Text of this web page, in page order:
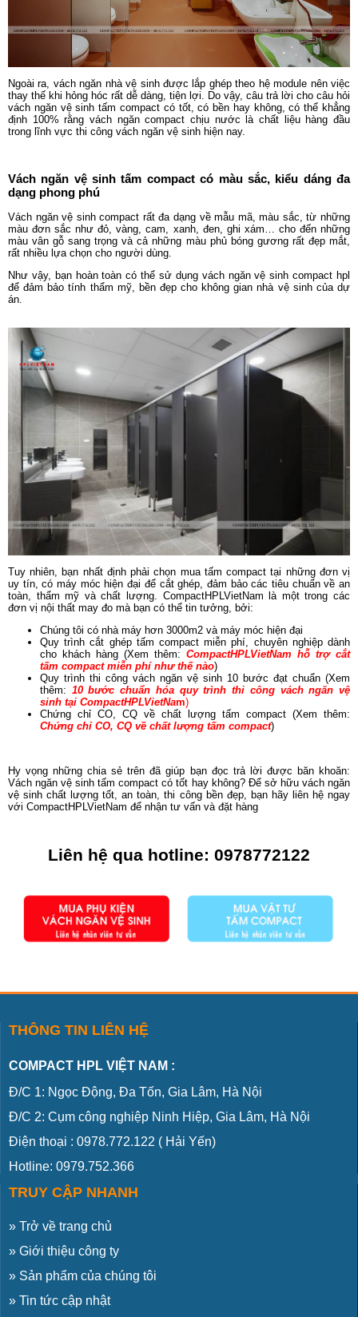
Ngoài ra, vách ngăn nhà vệ sinh được lắp ghép theo hệ module nên việc
thay thế khi hỏng hóc rất dễ dàng, tiện lợi. Do vậy, câu trả lời cho câu hỏi
vách ngăn vệ sinh tấm compact có tốt, có bền hay không, có thể khẳng
định 100% rằng vách ngăn compact chịu nước là chất liệu hàng đầu
trong lĩnh vực thi công vách ngăn vệ sinh hiện nay.
Vách ngăn vệ sinh tấm compact có màu sắc, kiểu dáng đa
dạng phong phú
Vách ngăn vệ sinh compact rất đa dạng về mẫu mã, màu sắc, từ những
màu đơn sắc như đỏ, vàng, cam, xanh, đen, ghi xám… cho đến những
màu vân gỗ sang trọng và cả những màu phủ bóng gương rất đẹp mắt,
rất nhiều lựa chọn cho người dùng.
Như vậy, bạn hoàn toàn có thể sử dụng vách ngăn vệ sinh compact hpl
để đảm bảo tính thẩm mỹ, bền đẹp cho không gian nhà vệ sinh của dự
án.
Tuy nhiên, bạn nhất định phải chọn mua tấm compact tại những đơn vị
uy tín, có máy móc hiện đại để cắt ghép, đảm bảo các tiêu chuẩn về an
toàn, thẩm mỹ và chất lượng. CompactHPLVietNam là một trong các
đơn vị nội thất may đo mà bạn có thể tin tưởng, bởi:
Chúng tôi có nhà máy hơn 3000m2 và máy móc hiện đại
Quy trình cắt ghép tấm compact miễn phí, chuyên nghiệp dành
cho khách hàng (Xem thêm: CompactHPLVietNam hỗ trợ cắt
tấm compact miễn phí như thế nào)
Quy trình thi công vách ngăn vệ sinh 10 bước đạt chuẩn (Xem
thêm: 10 bước chuẩn hóa quy trình thi công vách ngăn vệ
sinh tại CompactHPLVietNam)
Chứng chỉ CO, CQ về chất lượng tấm compact (Xem thêm:
Chứng chỉ CO, CQ về chất lượng tấm compact)
Hy vọng những chia sẻ trên đã giúp bạn đọc trả lời được băn khoăn:
Vách ngăn vệ sinh tấm compact có tốt hay không? Để sở hữu vách ngăn
vệ sinh chất lượng tốt, an toàn, thi công bền đẹp, bạn hãy liên hệ ngay
với CompactHPLVietNam để nhận tư vấn và đặt hàng
Liên hệ qua hotline: 0978772122
THÔNG TIN LIÊN HỆ
COMPACT HPL VIỆT NAM :
Đ/C 1: Ngọc Động, Đa Tốn, Gia Lâm, Hà Nội
Đ/C 2: Cụm công nghiệp Ninh Hiệp, Gia Lâm, Hà Nội
Điện thoại : 0978.772.122 ( Hải Yến)
Hotline: 0979.752.366
TRUY CẬP NHANH
» Trở về trang chủ
» Giới thiệu công ty
» Sản phẩm của chúng tôi
» Tin tức cập nhật